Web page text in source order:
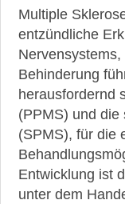
Multiple
entzündliche
Behinderung
herausfordernd
(PPMS) und die
(SPMS), für die
Entwicklung ist
unter dem